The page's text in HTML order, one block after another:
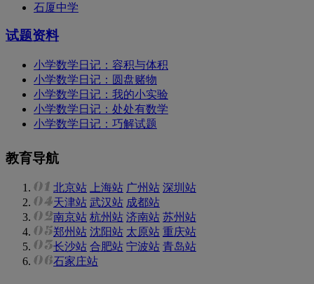
石厦中学
试题资料
小学数学日记：容积与体积
小学数学日记：圆盘赌物
小学数学日记：我的小实验
小学数学日记：处处有数学
小学数学日记：巧解试题
教育导航
北京站 上海站 广州站 深圳站
天津站 武汉站 成都站
南京站 杭州站 济南站 苏州站
郑州站 沈阳站 太原站 重庆站
长沙站 合肥站 宁波站 青岛站
石家庄站